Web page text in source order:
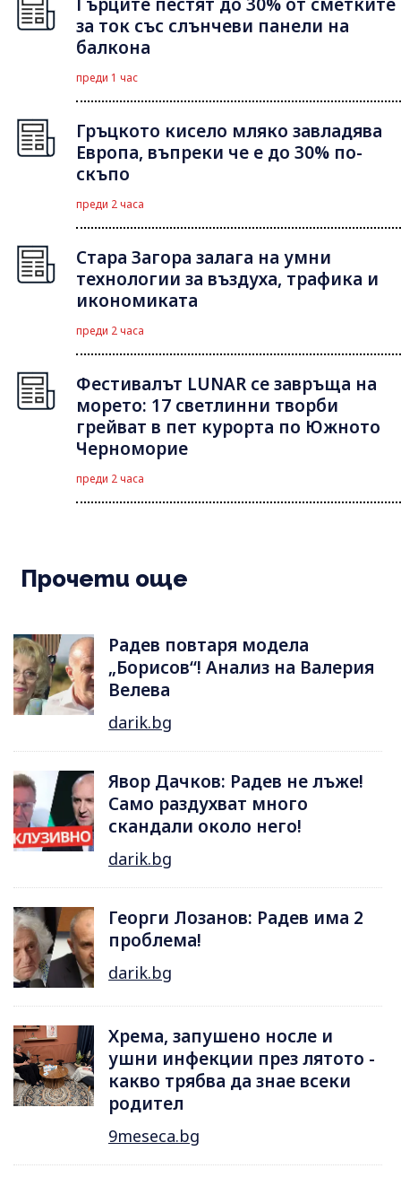
за ток със слънчеви панели на
балкона
преди 1 час
Гръцкото кисело мляко завладява
Европа, въпреки че е до 30% по-
скъпо
преди 2 часа
Стара Загора залага на умни
технологии за въздуха, трафика и
икономиката
преди 2 часа
Фестивалът LUNAR се завръща на
морето: 17 светлинни творби
грейват в пет курорта по Южното
Черноморие
преди 2 часа
Прочети още
Радев повтаря модела
„Борисов“! Анализ на Валерия
Велева
darik.bg
Явор Дачков: Радев не лъже!
Само раздухват много
скандали около него!
darik.bg
Георги Лозанов: Радев има 2
проблема!
darik.bg
Хрема, запушено носле и
ушни инфекции през лятотo -
какво трябва да знае всеки
родител
9meseca.bg